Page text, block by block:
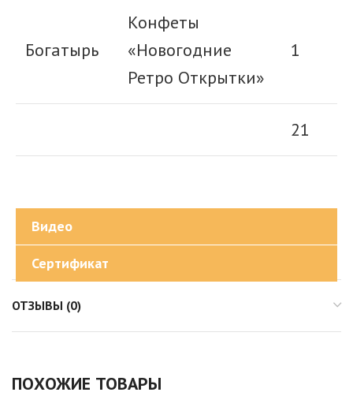
Богатырь
Конфеты
«Новогодние
Ретро Открытки»
1
21
Видео
Сертификат
ОТЗЫВЫ (0)
ПОХОЖИЕ ТОВАРЫ